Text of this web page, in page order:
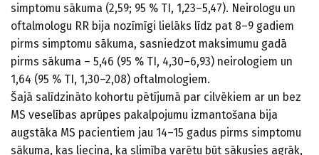
simptomu sākuma (2,59; 95 % TI, 1,23–5,47). Neirologu un
oftalmologu RR bija nozīmīgi lielāks līdz pat 8–9 gadiem
pirms simptomu sākuma, sasniedzot maksimumu gadā
pirms sākuma – 5,46 (95 % TI, 4,30–6,93) neirologiem un
1,64 (95 % TI, 1,30–2,08) oftalmologiem.
Šajā salīdzināto kohortu pētījumā par cilvēkiem ar un bez
MS veselības aprūpes pakalpojumu izmantošana bija
augstāka MS pacientiem jau 14–15 gadus pirms simptomu
sākuma, kas liecina, ka slimība varētu būt sākusies agrāk,